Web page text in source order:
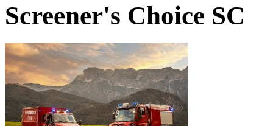
Screener's Choice SC